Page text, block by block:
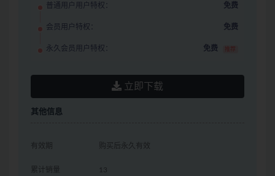
普通用户用户特权： 免费
会员用户特权： 免费
永久会员用户特权： 免费 推荐
立即下载
其他信息
有效期 购买后永久有效
累计销量 13